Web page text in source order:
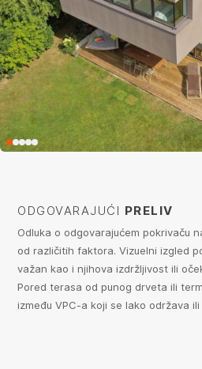
ODGOVARAJUĆI PRELIV
Odluka o odgovarajućem pokrivaču
od različitih faktora. Vizuelni izgled
važan kao i njihova izdržljivost ili
Pored terasa od punog drveta ili
između VPC-a koji se lako održava